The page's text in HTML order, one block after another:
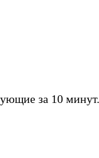
за 10 минут.